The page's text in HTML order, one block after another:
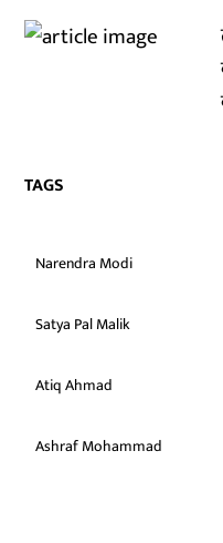
TAGS
Narendra Modi
Satya Pal Malik
Atiq Ahmad
Ashraf Mohammad